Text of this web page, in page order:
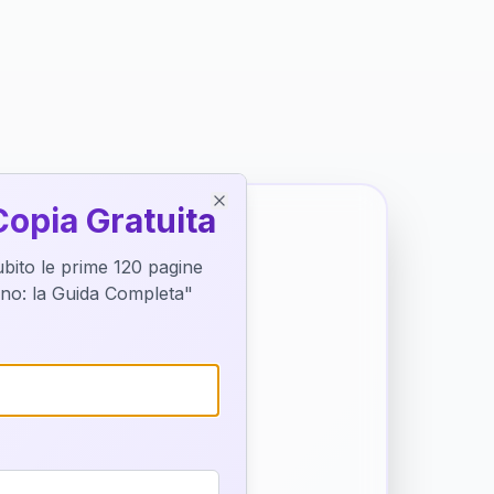
di
Gratuita
le prime 120 pagine
la Guida Completa"